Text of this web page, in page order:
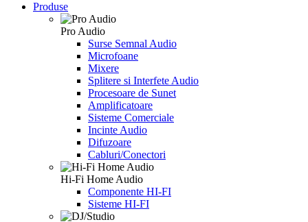
Produse
Pro Audio
Surse Semnal Audio
Microfoane
Mixere
Splitere si Interfete Audio
Procesoare de Sunet
Amplificatoare
Sisteme Comerciale
Incinte Audio
Difuzoare
Cabluri/Conectori
Hi-Fi Home Audio
Componente HI-FI
Sisteme HI-FI